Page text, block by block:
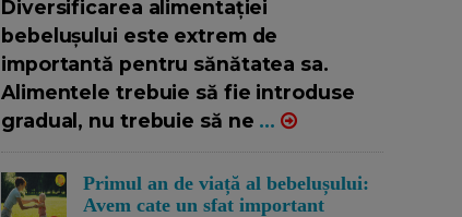
Diversificarea alimentației
bebelușului este extrem de
importantă pentru sănătatea sa.
Alimentele trebuie să fie introduse
gradual, nu trebuie să ne ...
Primul an de viață al bebelușului:
Avem cate un sfat important